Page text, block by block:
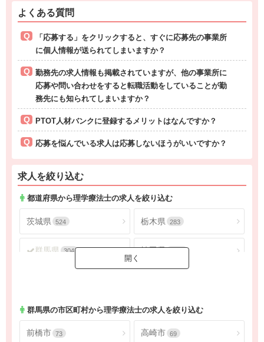
よくある質問
「応募する」をクリックすると、すぐに応募先の事業所
に個人情報が送られてしまいますか？
勤務先の求人情報も掲載されていますが、他の事業所に
応募や問い合わせをすると転職活動をしていることが勤
務先にも知られてしまいますか？
PTOT人材バンクに登録するメリットはなんですか？
応募を悩んでいる求人は応募しないほうがいいですか？
求人を絞り込む
都道府県から理学療法士の求人を絞り込む
茨城県 524 栃木県 283
群馬県 304 埼玉県
神奈川県 2686
群馬県の市区町村から理学療法士の求人を絞り込む
前橋市 73 高崎市 69